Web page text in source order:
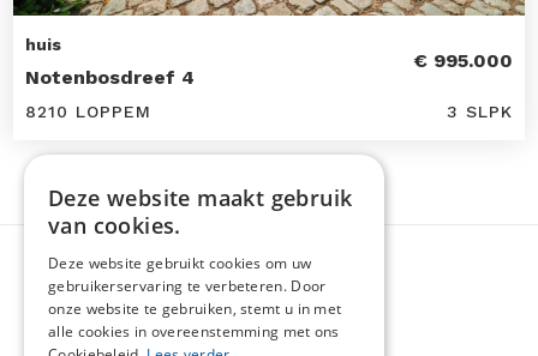
huis
Notenbosdreef 4
€ 995.000
8210 LOPPEM 3 SLPK
Deze website maakt gebruik
van cookies.
Deze website gebruikt cookies om uw
gebruikerservaring te verbeteren. Door
onze website te gebruiken, stemt u in met
alle cookies in overeenstemming met ons